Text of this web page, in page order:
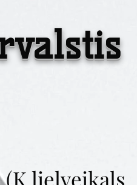
(K lielveikals,